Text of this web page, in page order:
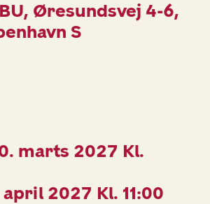
Øresundsvej 4-6
S
marts 2027 Kl.
2027 Kl. 11:00